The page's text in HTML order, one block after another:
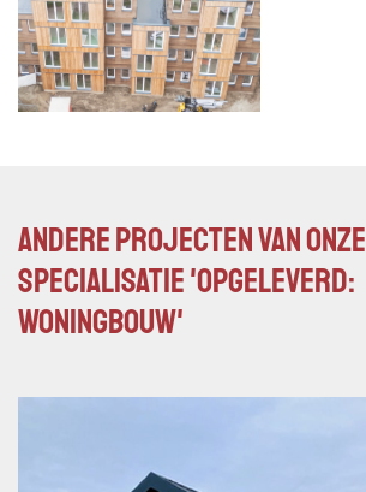
Andere projecten van onze
specialisatie 'Opgeleverd:
Woningbouw'